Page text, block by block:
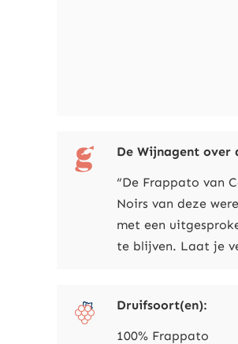
De Wijnagent over
“De Frappato van
Noirs van deze
met een
te blijven. Laat je
Druifsoort(en):
100% Frappato